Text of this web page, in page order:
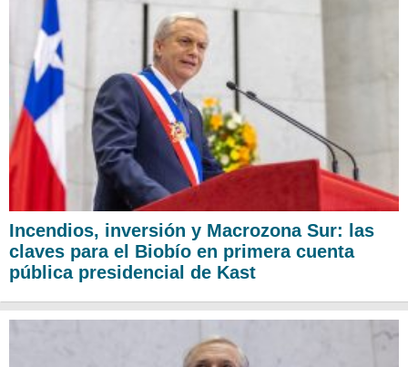
Incendios, inversión y Macrozona Sur: las
claves para el Biobío en primera cuenta
pública presidencial de Kast